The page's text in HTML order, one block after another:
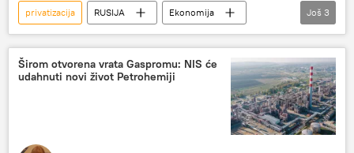
privatizacija RUSIJA
Ekonomija
Rusija
Petrohemija
Rusija – ekonomija
Još 3
Širom otvorena vrata Gaspromu: NIS će
udahnuti novi život Petrohemiji